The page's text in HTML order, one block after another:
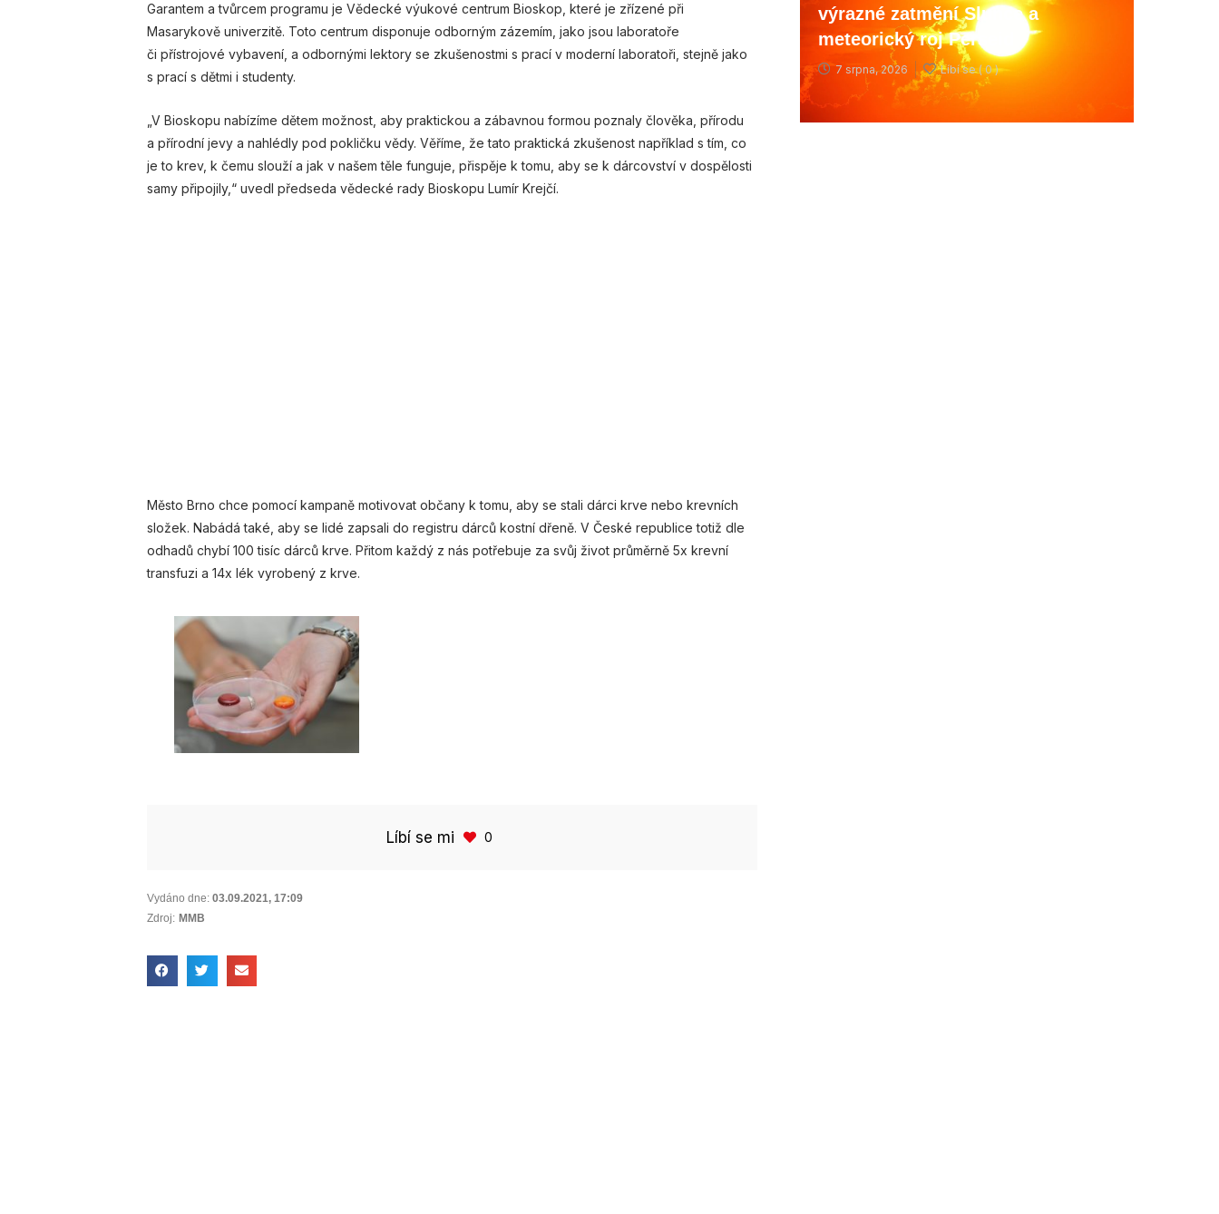
Garantem a tvůrcem programu je Vědecké výukové centrum Bioskop, které je zřízené při
Masarykově univerzitě. Toto centrum disponuje odborným zázemím, jako jsou laboratoře
či přístrojové vybavení, a odbornými lektory se zkušenostmi s prací v moderní laboratoři, stejně jako
s prací s dětmi i studenty.
„V Bioskopu nabízíme dětem možnost, aby praktickou a zábavnou formou poznaly člověka, přírodu
a přírodní jevy a nahlédly pod pokličku vědy. Věříme, že tato praktická zkušenost například s tím, co
je to krev, k čemu slouží a jak v našem těle funguje, přispěje k tomu, aby se k dárcovství v dospělosti
samy připojily,“ uvedl předseda vědecké rady Bioskopu Lumír Krejčí.
Město Brno chce pomocí kampaně motivovat občany k tomu, aby se stali dárci krve nebo krevních
složek. Nabádá také, aby se lidé zapsali do registru dárců kostní dřeně. V České republice totiž dle
odhadů chybí 100 tisíc dárců krve. Přitom každý z nás potřebuje za svůj život průměrně 5x krevní
transfuzi a 14x lék vyrobený z krve.
Líbí se mi 0
Vydáno dne: 03.09.2021, 17:09
Zdroj: MMB
výrazné zatmění Slunce a
meteorický roj Perseid
7 srpna, 2026 Líbí se (0 )